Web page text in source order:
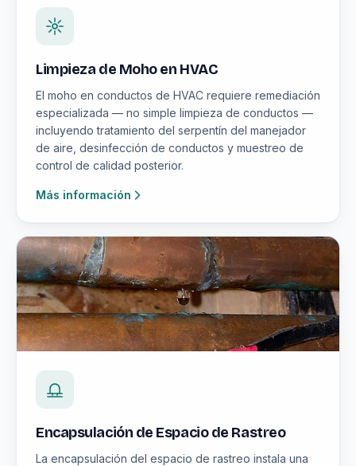
Limpieza de Moho en HVAC
El moho en conductos de HVAC requiere remediación
especializada — no simple limpieza de conductos —
incluyendo tratamiento del serpentín del manejador
de aire, desinfección de conductos y muestreo de
control de calidad posterior.
Más información
Encapsulación de Espacio de Rastreo
La encapsulación del espacio de rastreo instala una